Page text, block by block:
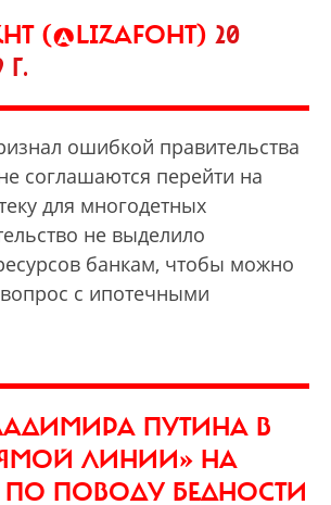
(@LIZAFOHT) 20
ошибкой правительства
соглашаются перейти на
для многодетных
не выделило
банкам, чтобы можно
с ипотечными
ПУТИНА В
ЛИНИИ» НА
ПОВОДУ БЕДНОСТИ